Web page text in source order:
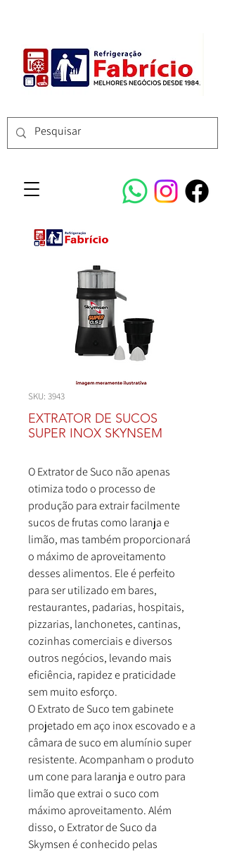
SKU: 3943
EXTRATOR DE SUCOS
SUPER INOX SKYNSEM
O Extrator de Suco não apenas
otimiza todo o processo de
produção para extrair facilmente
sucos de frutas como laranja e
limão, mas também proporcionará
o máximo de aproveitamento
desses alimentos. Ele é perfeito
para ser utilizado em bares,
restaurantes, padarias, hospitais,
pizzarias, lanchonetes, cantinas,
cozinhas comerciais e diversos
outros negócios, levando mais
eficiência, rapidez e praticidade
sem muito esforço.
O Extrato de Suco tem gabinete
projetado em aço inox escovado e a
câmara de suco em alumínio super
resistente. Acompanham o produto
um cone para laranja e outro para
limão que extrai o suco com
máximo aproveitamento. Além
disso, o Extrator de Suco da
Skymsen é conhecido pelas